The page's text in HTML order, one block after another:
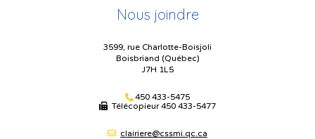
Nous joindre
3599, rue Charlotte-Boisjoli
Boisbriand (Québec)
J7H 1L5
450 433-5475
Télécopieur450 433-5477
clairiere@cssmi.qc.ca